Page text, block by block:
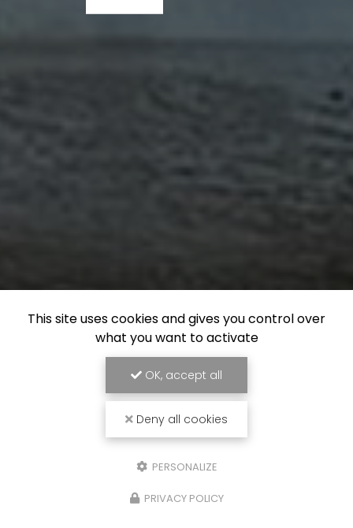
This site uses cookies and gives you control over
what you want to activate
OK, accept all
Deny all cookies
PERSONALIZE
PRIVACY POLICY